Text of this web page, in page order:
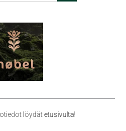
löydät etusivulta!